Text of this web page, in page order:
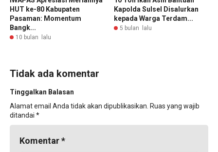
HUT ke-80 Kabupaten
Pasaman: Momentum
Bangk...
10 bulan lalu
Kapolda Sulsel Disalurkan
kepada Warga Terdam...
5 bulan lalu
Tidak ada komentar
Tinggalkan Balasan
Alamat email Anda tidak akan dipublikasikan. Ruas yang wajib
ditandai *
Komentar*